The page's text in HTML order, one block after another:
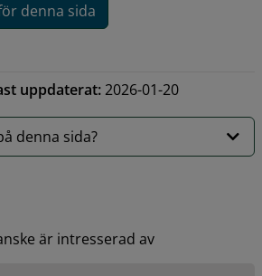
denna sida
uppdaterat:2026-01-20
denna sida?
är intresserad av